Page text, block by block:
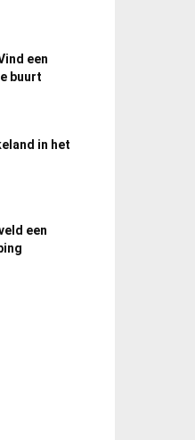
een
buurt
in het
een